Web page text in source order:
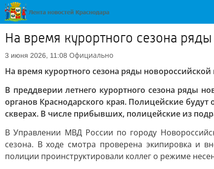
На время курортного сезона
3 июня 2026, 11:08 Официально
На время курортного сезона ряды
В преддверии летнего курортного сезона ряды
органов Краснодарского края. Полицейские
скверах. В числе прибывших, полицейские из
В Управлении МВД России по городу
сезона. В ходе смотра проверена экипировка и
полиции проинструктировали коллег о режиме